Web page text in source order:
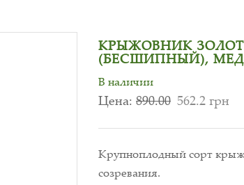
КРЫЖОВНИК
(БЕСШИПНЫЙ),
В наличии
Цена: 890.00 562.2 грн
Крупноплодный сорт
созревания.